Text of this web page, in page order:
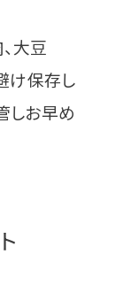
大豆
け保存し
しお早め